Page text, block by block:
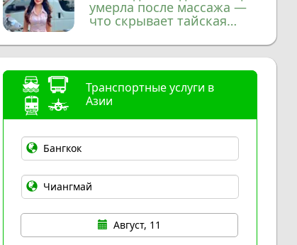
умерла после массажа —
что скрывает тайская
медицина?
Транспортные услуги в
Азии
Август, 11